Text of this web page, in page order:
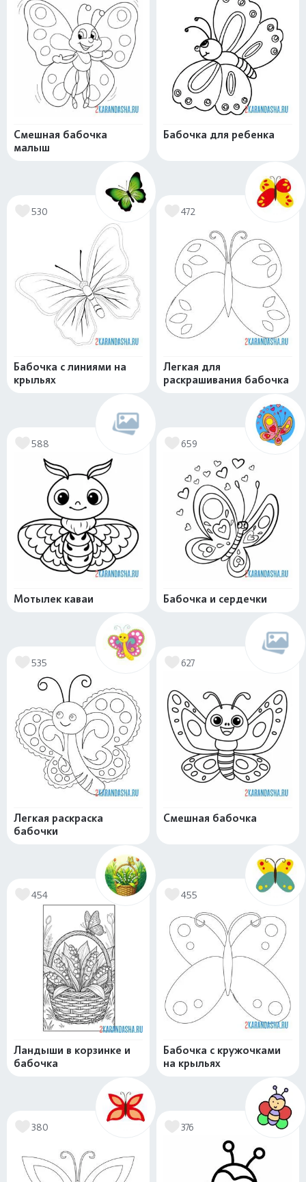
Смешная бабочка
малыш
Бабочка для ребенка
530
Бабочка с линиями на
крыльях
472
Легкая для
раскрашивания бабочка
588
Мотылек каваи
659
Бабочка и сердечки
535
Легкая раскраска
бабочки
627
Смешная бабочка
454
Ландыши в корзинке и
бабочка
455
Бабочка с кружочками
на крыльях
380 376